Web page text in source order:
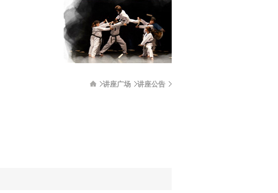
讲座广场 讲座公告